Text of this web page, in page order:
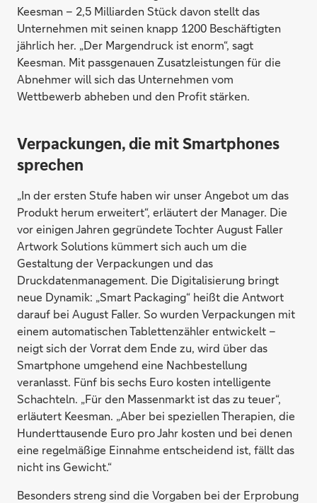
Keesman – 2,5 Milliarden Stück davon stellt das
Unternehmen mit seinen knapp 1200 Beschäftigten
jährlich her. „Der Margendruck ist enorm“, sagt
Keesman. Mit passgenauen Zusatzleistungen für die
Abnehmer will sich das Unternehmen vom
Wettbewerb abheben und den Profit stärken.
Verpackungen, die mit Smartphones
sprechen
„In der ersten Stufe haben wir unser Angebot um das
Produkt herum erweitert“, erläutert der Manager. Die
vor ­einigen Jahren gegründete Tochter August Faller
Artwork ­Solutions kümmert sich auch um die
Gestaltung der Verpackungen und das
Druckdatenmanagement. Die Digitalisierung bringt
neue Dynamik: „Smart Packaging“ heißt die Antwort
darauf bei August Faller. So wurden Verpackungen mit
einem automatischen Tablettenzähler entwickelt –
neigt sich der Vorrat dem Ende zu, wird über das
Smartphone umgehend eine Nachbestellung
veranlasst. Fünf bis sechs Euro kosten intelligente
Schachteln. „Für den Massenmarkt ist das zu teuer“,
erläutert Keesman. „Aber bei speziellen Therapien, die
Hunderttausende Euro pro Jahr kosten und bei denen
eine regelmäßige Einnahme entscheidend ist, fällt das
nicht ins Gewicht.“
Besonders streng sind die Vorgaben bei der Erprobung